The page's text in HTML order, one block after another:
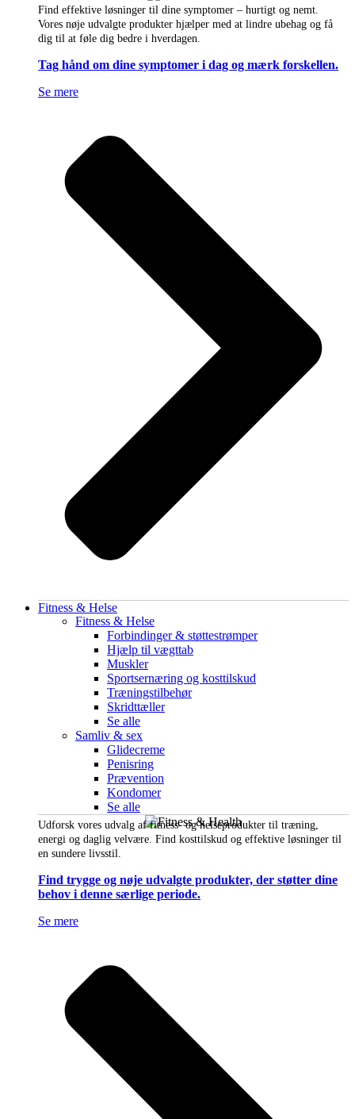
Find effektive løsninger til dine symptomer – hurtigt og nemt.
Vores nøje udvalgte produkter hjælper med at lindre ubehag og få
dig til at føle dig bedre i hverdagen.
Tag hånd om dine symptomer i dag og mærk forskellen.
Se mere
Fitness & Helse
Fitness & Helse
Forbindinger & støttestrømper
Hjælp til vægttab
Muskler
Sportsernæring og kosttilskud
Træningstilbehør
Skridttæller
Se alle
Samliv & sex
Glidecreme
Penisring
Prævention
Kondomer
Se alle
Udforsk vores udvalg af fitness- og helseprodukter til træning,
energi og daglig velvære. Find kosttilskud og effektive løsninger til
en sundere livsstil.
Find trygge og nøje udvalgte produkter, der støtter dine
behov i denne særlige periode.
Se mere